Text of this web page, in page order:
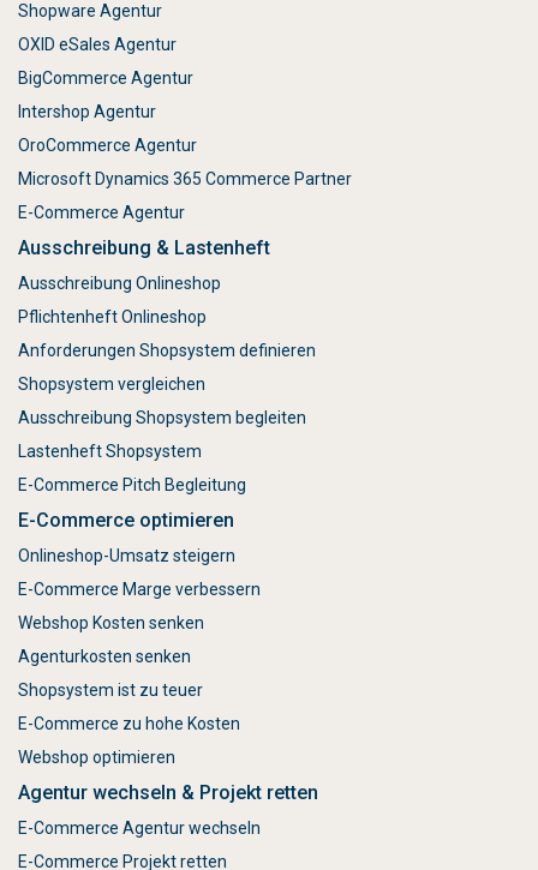
Shopware Agentur
OXID eSales Agentur
BigCommerce Agentur
Intershop Agentur
OroCommerce Agentur
Microsoft Dynamics 365 Commerce Partner
E-Commerce Agentur
Ausschreibung & Lastenheft
Ausschreibung Onlineshop
Pflichtenheft Onlineshop
Anforderungen Shopsystem definieren
Shopsystem vergleichen
Ausschreibung Shopsystem begleiten
Lastenheft Shopsystem
E-Commerce Pitch Begleitung
E-Commerce optimieren
Onlineshop-Umsatz steigern
E-Commerce Marge verbessern
Webshop Kosten senken
Agenturkosten senken
Shopsystem ist zu teuer
E-Commerce zu hohe Kosten
Webshop optimieren
Agentur wechseln & Projekt retten
E-Commerce Agentur wechseln
E-Commerce Projekt retten